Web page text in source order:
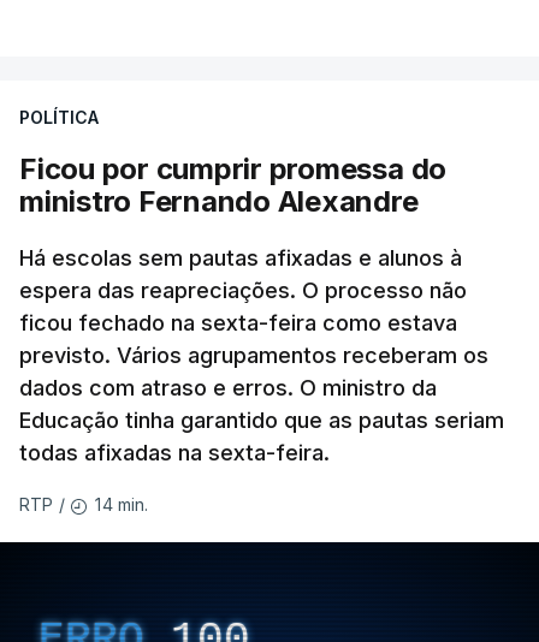
POLÍTICA
Ficou por cumprir promessa do
ministro Fernando Alexandre
Há escolas sem pautas afixadas e alunos à
espera das reapreciações. O processo não
ficou fechado na sexta-feira como estava
previsto. Vários agrupamentos receberam os
dados com atraso e erros. O ministro da
Educação tinha garantido que as pautas seriam
todas afixadas na sexta-feira.
RTP / 14 min.